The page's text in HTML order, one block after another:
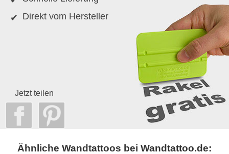
Direkt vom Hersteller
Jetzt teilen
Ähnliche Wandtattoos bei Wandtattoo.de: